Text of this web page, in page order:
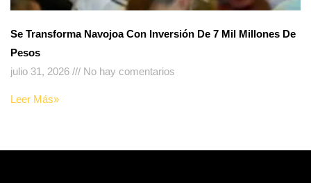
Se Transforma Navojoa Con Inversión De 7 Mil Millones De
Pesos
julio 31, 2026
No hay comentarios
Leer Más»